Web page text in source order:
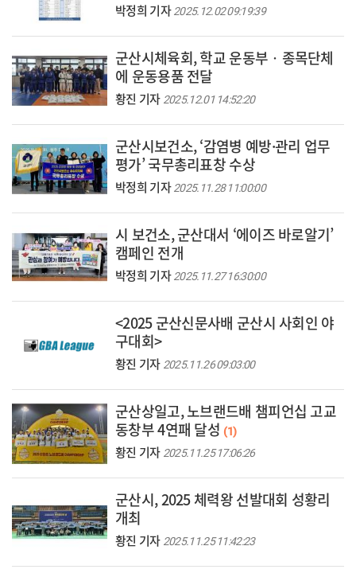
박정희 기자2025.12.02 09:19:39
군산시체육회, 학교 운동부‧종목단체
에 운동용품 전달
황진 기자 2025.12.01 14:52:20
군산시보건소, ‘감염병 예방·관리 업무
평가’ 국무총리표창 수상
박정희 기자2025.11.28 11:00:00
시 보건소, 군산대서 ‘에이즈 바로알기’
캠페인 전개
박정희 기자2025.11.27 16:30:00
<2025 군산신문사배 군산시 사회인 야
구대회>
황진 기자 2025.11.26 09:03:00
군산상일고, 노브랜드배 챔피언십 고교
동창부 4연패 달성 (1)
황진 기자 2025.11.25 17:06:26
군산시, 2025 체력왕 선발대회 성황리
개최
황진 기자 2025.11.25 11:42:23